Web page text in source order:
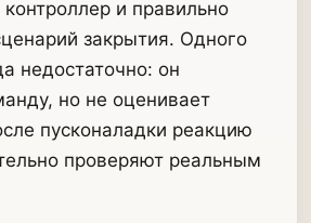
и правильно
закрытия. Одного
недостаточно: он
но не оценивает
пусконаладки реакцию
проверяют реальным